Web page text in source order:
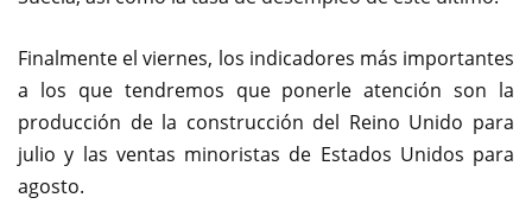
Finalmente el viernes, los indicadores más importantes
a los que tendremos que ponerle atención son la
producción de la construcción del Reino Unido para
julio y las ventas minoristas de Estados Unidos para
agosto.